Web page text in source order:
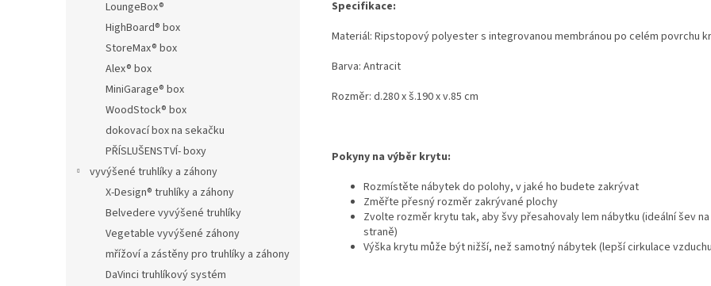
LoungeBox®
HighBoard® box
StoreMax® box
Alex® box
MiniGarage® box
WoodStock® box
dokovací box na sekačku
PŘÍSLUŠENSTVÍ- boxy
vyvýšené truhlíky a záhony
X-Design® truhlíky a záhony
Belvedere vyvýšené truhlíky
Vegetable vyvýšené záhony
mřížoví a zástěny pro truhlíky a záhony
DaVinci truhlíkový systém
Specifikace:
Materiál: Ripstopový polyester s integrovanou membránou po celém povrchu
Barva: Antracit
Rozměr: d.280 x š.190 x v.85 cm
Pokyny na výběr krytu:
Rozmístěte nábytek do polohy, v jaké ho budete zakrývat
Změřte přesný rozměr zakrývané plochy
Zvolte rozměr krytu tak, aby švy přesahovaly lem nábytku (ideální šev
straně)
Výška krytu může být nižší, než samotný nábytek (lepší cirkulace